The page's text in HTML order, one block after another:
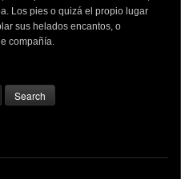
Los pies o quizá el propio lugar
sus helados encantos, o
compañía.